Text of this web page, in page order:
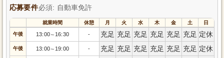
応募要件必須: 自動車免許
就業時間 休憩 月 火 水 木 金 土 日
午後 13:00～ 16:30 - 充足 充足 充足 充足 充足 充足 定休
午後 13:00～ 19:00 - 充足 充足 充足 充足 充足 充足 定休